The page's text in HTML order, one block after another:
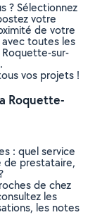
? Sélectionnez
votre
de votre
avec toutes les
sur-
vos projets !
Roquette-
: quel service
de prestataire,
de chez
les
les notes